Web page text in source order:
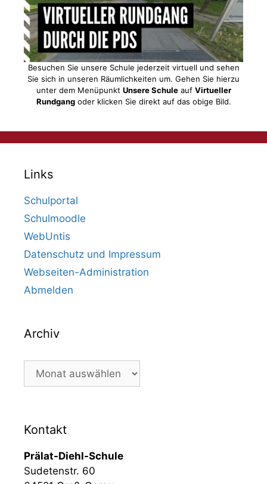
Besuchen Sie unsere Schule jederzeit virtuell und sehen
Sie sich in unseren Räumlichkeiten um. Gehen Sie hierzu
unter dem Menüpunkt Unsere Schuleauf Virtueller
Rundgangoder klicken Sie direkt auf das obige Bild.
Links
Schulportal
Schulmoodle
WebUntis
Datenschutz und Impressum
Webseiten-Administration
Abmelden
Archiv
Kontakt
Prälat-Diehl-Schule
Sudetenstr. 60